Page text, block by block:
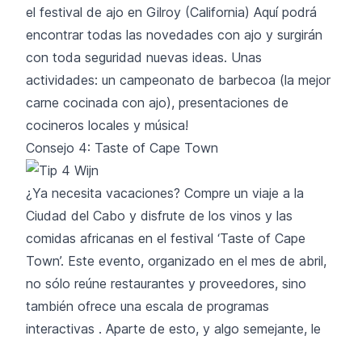
el festival de ajo en Gilroy (California) Aquí podrá
encontrar todas las novedades con ajo y surgirán
con toda seguridad nuevas ideas. Unas
actividades: un campeonato de barbecoa (la mejor
carne cocinada con ajo), presentaciones de
cocineros locales y música!
Consejo 4: Taste of Cape Town
¿Ya necesita vacaciones? Compre un viaje a la
Ciudad del Cabo y disfrute de los vinos y las
comidas africanas en el festival ‘Taste of Cape
Town’. Este evento, organizado en el mes de abril,
no sólo reúne restaurantes y proveedores, sino
también ofrece una escala de programas
interactivas . Aparte de esto, y algo semejante, le